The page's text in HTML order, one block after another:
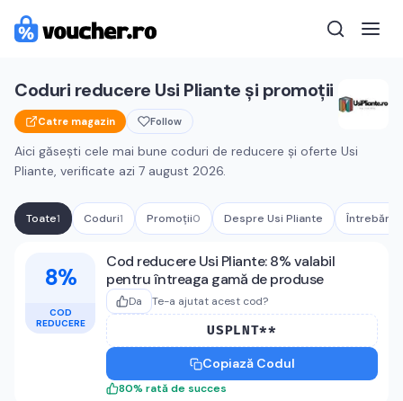
Coduri reducere Usi Pliante și promoții
Catre magazin Follow
Aici găsești cele mai bune coduri de reducere și oferte Usi
Pliante, verificate azi 7 august 2026.
Toate1 Coduri1 Promoții0 Despre Usi Pliante Întrebări
Cupoane activeUsi Pliante
8%
COD
REDUCERE
Cod reducere Usi Pliante: 8% valabil
pentru întreaga gamă de produse
Da Te-a ajutat acest cod?
USPLNT**
Copiază Codul
80% rată de succes